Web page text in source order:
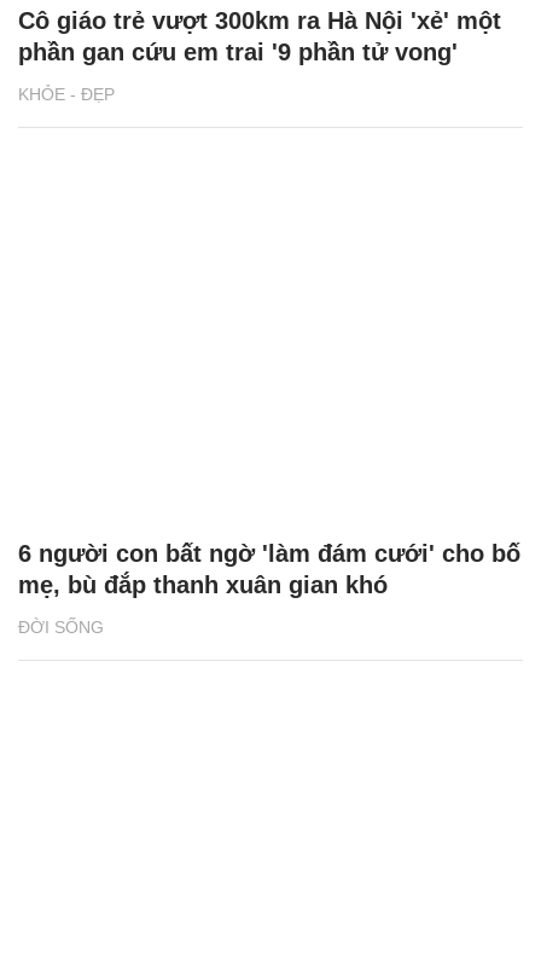
KHỎE - ĐẸP
Cô giáo trẻ vượt 300km ra Hà Nội 'xẻ' một
phần gan cứu em trai '9 phần tử vong'
ĐỜI SỐNG
6 người con bất ngờ 'làm đám cưới' cho bố
mẹ, bù đắp thanh xuân gian khó